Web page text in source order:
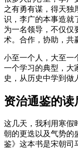
之有勇有谋，得天独
识，李广的本事造就
为一名领导，不仅仅
术。合作，协助，共
小至一个人，大至一
一个学习的典型，大
史，从历史中学到做
资治通鉴的读
这几天，我利用寒假
朝的更迭以及气势的
鉴》这本书是宋朝司